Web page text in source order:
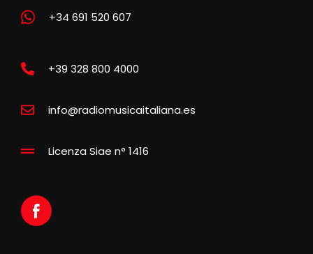
+34 691 520 607
+39 328 800 4000
info@radiomusicaitaliana.es
Licenza Siae n° 1416